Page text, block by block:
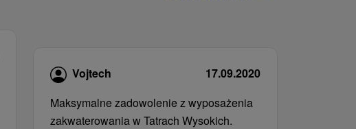
Vojtech
17.09.2020
Maksymalne zadowolenie z wyposażenia
zakwaterowania w Tatrach Wysokich.